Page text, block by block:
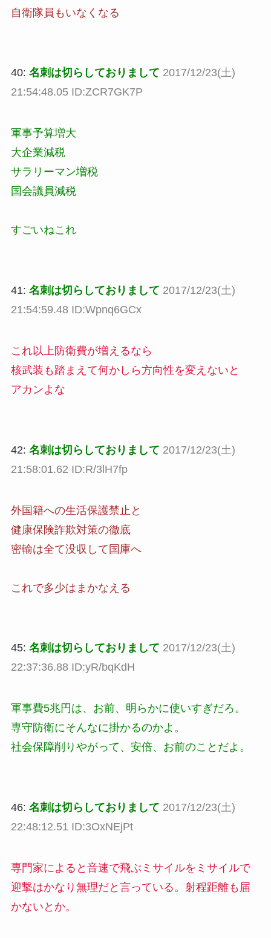
自衛隊員もいなくなる
40: 名刺は切らしておりまして 2017/12/23(土)
21:54:48.05 ID:ZCR7GK7P
軍事予算増大
大企業減税
サラリーマン増税
国会議員減税
すごいねこれ
41: 名刺は切らしておりまして 2017/12/23(土)
21:54:59.48 ID:Wpnq6GCx
これ以上防衛費が増えるなら
核武装も踏まえて何かしら方向性を変えないと
アカンよな
42: 名刺は切らしておりまして 2017/12/23(土)
21:58:01.62 ID:R/3lH7fp
外国籍への生活保護禁止と
健康保険詐欺対策の徹底
密輸は全て没収して国庫へ
これで多少はまかなえる
45: 名刺は切らしておりまして 2017/12/23(土)
22:37:36.88 ID:yR/bqKdH
軍事費5兆円は、お前、明らかに使いすぎだろ。
専守防衛にそんなに掛かるのかよ。
社会保障削りやがって、安倍、お前のことだよ。
46: 名刺は切らしておりまして 2017/12/23(土)
22:48:12.51 ID:3OxNEjPt
専門家によると音速で飛ぶミサイルをミサイルで
迎撃はかなり無理だと言っている。射程距離も届
かないとか。